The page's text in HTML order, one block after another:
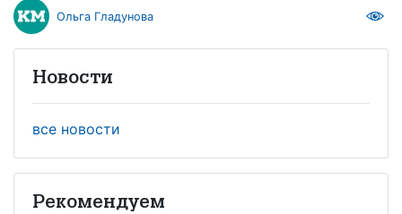
Ольга Гладунова
Новости
все новости
Рекомендуем